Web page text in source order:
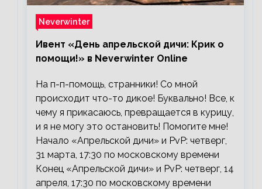
Neverwinter
Ивент «День апрельской дичи: Крик о
помощи!» в Neverwinter Online
На п-п-помощь, странники! Со мной
происходит что-то дикое! Буквально! Все, к
чему я прикасаюсь, превращается в курицу,
и я не могу это остановить! Помогите мне!
Начало «Апрельской дичи» и PvP: четверг,
31 марта, 17:30 по московскому времени
Конец «Апрельской дичи» и PvP: четверг, 14
апреля, 17:30 по московскому времени